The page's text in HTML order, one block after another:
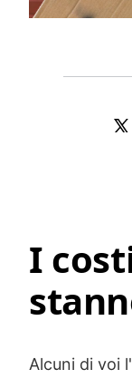
I
Alcuni di voi